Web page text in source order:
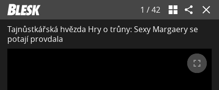
1 /42
Tajnůstkářská hvězda Hry o trůny: Sexy Margaery se
potají provdala